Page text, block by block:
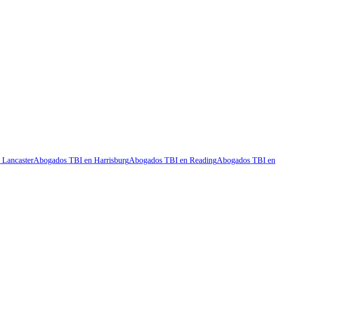
LancasterAbogados TBI en HarrisburgAbogados TBI en ReadingAbogados TBI en